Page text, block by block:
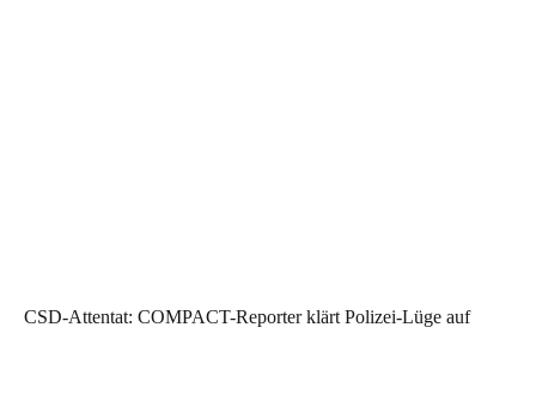
CSD-Attentat: COMPACT-Reporter klärt Polizei-Lüge auf